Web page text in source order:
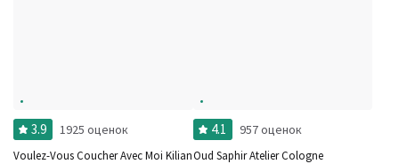
3.9 1925 оценок
Voulez-Vous Coucher Avec Moi Kilian
4.1 957 оценок
Oud Saphir Atelier Cologne